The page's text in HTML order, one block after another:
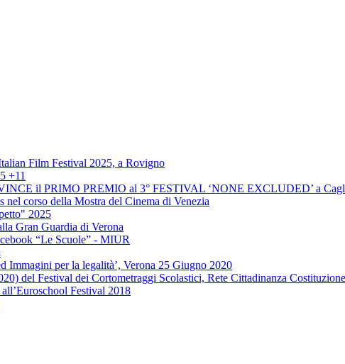
Film Festival 2025, a Rovigno
+11
il PRIMO PREMIO al 3° FESTIVAL ‘NONE EXCLUDED’ a
nel corso della Mostra del Cinema di Venezia
2025
Gran Guardia di Verona
“Le Scuole” - MIUR
Immagini per la legalità’, Verona 25 Giugno 2020
del Festival dei Cortometraggi Scolastici, Rete Cittadinanza
Festival 2018